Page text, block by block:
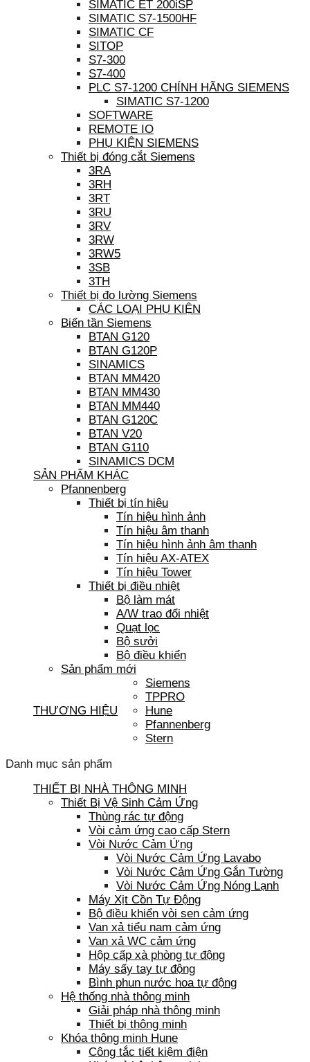
SIMATIC ET 200iSP
SIMATIC S7-1500HF
SIMATIC CF
SITOP
S7-300
S7-400
PLC S7-1200 CHÍNH HÃNG SIEMENS
SIMATIC S7-1200
SOFTWARE
REMOTE IO
PHỤ KIỆN SIEMENS
Thiết bị đóng cắt Siemens
3RA
3RH
3RT
3RU
3RV
3RW
3RW5
3SB
3TH
Thiết bị đo lường Siemens
CÁC LOẠI PHỤ KIỆN
Biến tần Siemens
BTAN G120
BTAN G120P
SINAMICS
BTAN MM420
BTAN MM430
BTAN MM440
BTAN G120C
BTAN V20
BTAN G110
SINAMICS DCM
SẢN PHẨM KHÁC
Pfannenberg
Thiết bị tín hiệu
Tín hiệu hình ảnh
Tín hiệu âm thanh
Tín hiệu hình ảnh âm thanh
Tín hiệu AX-ATEX
Tín hiệu Tower
Thiết bị điều nhiệt
Bộ làm mát
A/W trao đổi nhiệt
Quạt lọc
Bộ sưởi
Bộ điều khiển
Sản phẩm mới
THƯƠNG HIỆU
Siemens
TPPRO
Hune
Pfannenberg
Stern
Danh mục sản phẩm
THIẾT BỊ NHÀ THÔNG MINH
Thiết Bị Vệ Sinh Cảm Ứng
Thùng rác tự động
Vòi cảm ứng cao cấp Stern
Vòi Nước Cảm Ứng
Vòi Nước Cảm Ứng Lavabo
Vòi Nước Cảm Ứng Gắn Tường
Vòi Nước Cảm Ứng Nóng Lạnh
Máy Xịt Cồn Tự Động
Bộ điều khiển vòi sen cảm ứng
Van xả tiểu nam cảm ứng
Van xả WC cảm ứng
Hộp cấp xà phòng tự động
Máy sấy tay tự động
Bình phun nước hoa tự động
Hệ thống nhà thông minh
Giải pháp nhà thông minh
Thiết bị thông minh
Khóa thông minh Hune
Công tắc tiết kiệm điện